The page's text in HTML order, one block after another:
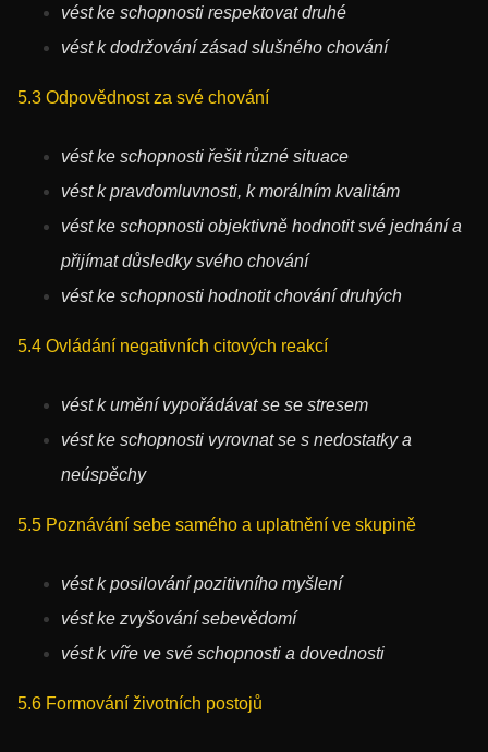
vést ke schopnosti respektovat druhé
vést k dodržování zásad slušného chování
5.3 Odpovědnost za své chování
vést ke schopnosti řešit různé situace
vést k pravdomluvnosti, k morálním kvalitám
vést ke schopnosti objektivně hodnotit své jednání a
přijímat důsledky svého chování
vést ke schopnosti hodnotit chování druhých
5.4 Ovládání negativních citových reakcí
vést k umění vypořádávat se se stresem
vést ke schopnosti vyrovnat se s nedostatky a
neúspěchy
5.5 Poznávání sebe samého a uplatnění ve skupině
vést k posilování pozitivního myšlení
vést ke zvyšování sebevědomí
vést k víře ve své schopnosti a dovednosti
5.6 Formování životních postojů